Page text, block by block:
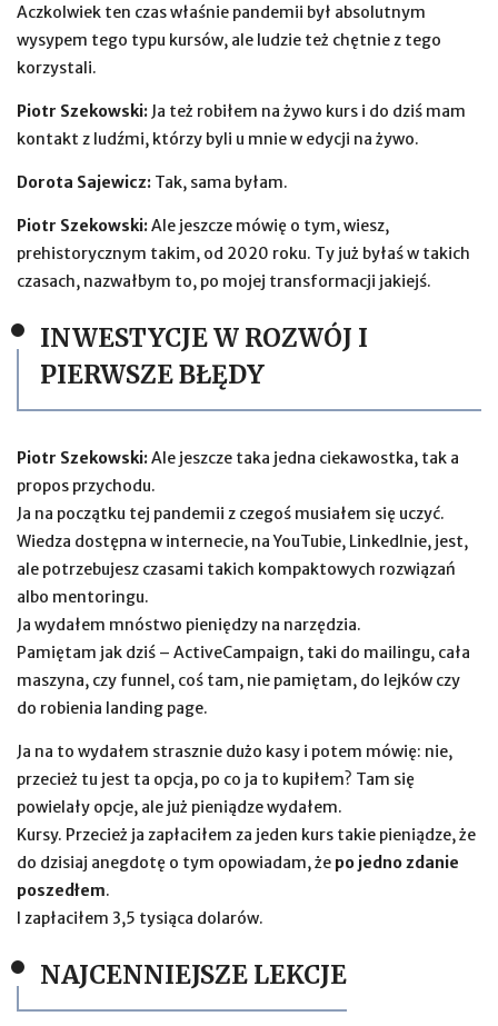
Aczkolwiek ten czas właśnie pandemii był absolutnym
wysypem tego typu kursów, ale ludzie też chętnie z tego
korzystali.
Piotr Szekowski: Ja też robiłem na żywo kurs i do dziś mam
kontakt z ludźmi, którzy byli u mnie w edycji na żywo.
Dorota Sajewicz: Tak, sama byłam.
Piotr Szekowski:Ale jeszcze mówię o tym, wiesz,
prehistorycznym takim, od 2020 roku. Ty już byłaś w takich
czasach, nazwałbym to, po mojej transformacji jakiejś.
INWESTYCJE W ROZWÓJ I
PIERWSZE BŁĘDY
Piotr Szekowski:Ale jeszcze taka jedna ciekawostka, tak a
propos przychodu.
Ja na początku tej pandemii z czegoś musiałem się uczyć.
Wiedza dostępna w internecie, na YouTubie, LinkedInie, jest,
ale potrzebujesz czasami takich kompaktowych rozwiązań
albo mentoringu.
Ja wydałem mnóstwo pieniędzy na narzędzia.
Pamiętam jak dziś – ActiveCampaign, taki do mailingu, cała
maszyna, czy funnel, coś tam, nie pamiętam, do lejków czy
do robienia landing page.
Ja na to wydałem strasznie dużo kasy i potem mówię: nie,
przecież tu jest ta opcja, po co ja to kupiłem? Tam się
powielały opcje, ale już pieniądze wydałem.
Kursy. Przecież ja zapłaciłem za jeden kurs takie pieniądze, że
do dzisiaj anegdotę o tym opowiadam, że po jedno zdanie
poszedłem.
I zapłaciłem 3,5 tysiąca dolarów.
NAJCENNIEJSZE LEKCJE